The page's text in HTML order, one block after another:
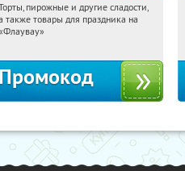
15:27:08 Получили:
пирожные и другие сладости,
также товары для праздника на